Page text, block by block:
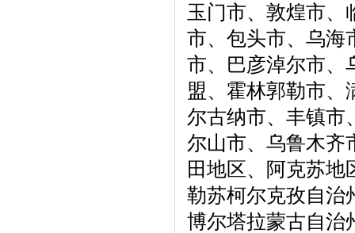
玉门市、敦煌市、
市、包头市、乌海
市、巴彦淖尔市、
盟、霍林郭勒市、
尔古纳市、丰镇市
尔山市、乌鲁木齐
田地区、阿克苏
勒苏柯尔克孜自治
博尔塔拉蒙古自治